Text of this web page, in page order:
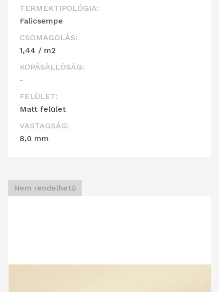
TERMÉKTIPOLÓGIA:
Falicsempe
CSOMAGOLÁS:
1,44 / m2
KOPÁSÁLLÓSÁG:
-
FELÜLET:
Matt felület
VASTAGSÁG:
8,0 mm
Nem rendelhető